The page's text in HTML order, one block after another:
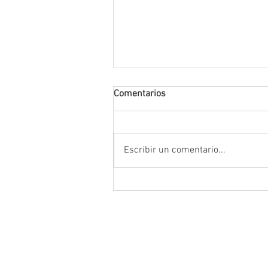
Comentarios
Escribir un comentario...